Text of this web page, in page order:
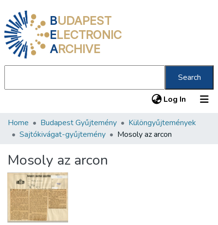
BUDAPEST
ELECTRONIC
ARCHIVE
Search
Log In (current)
Communities & Collections
Statistics
About us
Home Budapest Gyűjtemény
Különgyűjtemények
Sajtókivágat-gyűjtemény
Mosoly az arcon
Mosoly az arcon